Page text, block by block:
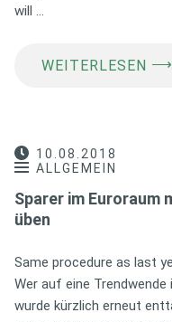
will …
WEITERLESEN ⟶
10.08.2018
ALLGEMEIN
Sparer im Euroraum
üben
Same procedure as last
Wer auf eine
wurde kürzlich erneut